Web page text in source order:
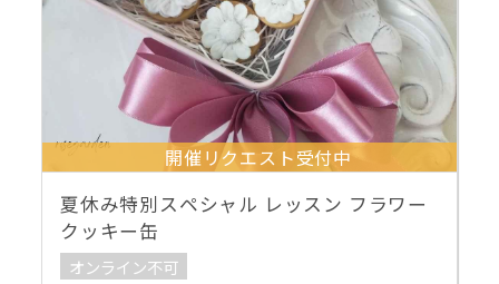
開催リクエスト受付中
夏休み特別スペシャル レッスン フラワー
クッキー缶
オンライン不可